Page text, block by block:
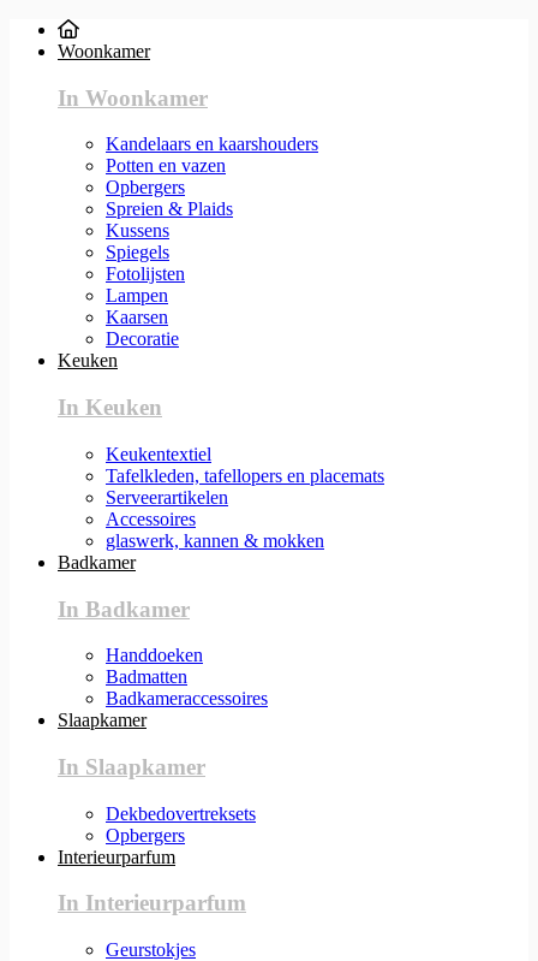
Woonkamer
In Woonkamer
Kandelaars en kaarshouders
Potten en vazen
Opbergers
Spreien & Plaids
Kussens
Spiegels
Fotolijsten
Lampen
Kaarsen
Decoratie
Keuken
In Keuken
Keukentextiel
Tafelkleden, tafellopers en placemats
Serveerartikelen
Accessoires
glaswerk, kannen & mokken
Badkamer
In Badkamer
Handdoeken
Badmatten
Badkameraccessoires
Slaapkamer
In Slaapkamer
Dekbedovertreksets
Opbergers
Interieurparfum
In Interieurparfum
Geurstokjes